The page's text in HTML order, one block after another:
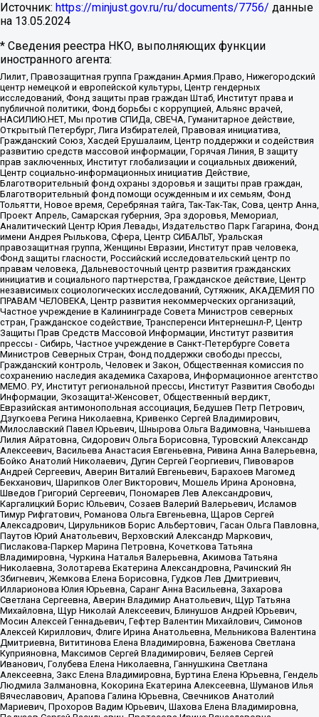
Источник: https://minjust.gov.ru/ru/documents/7756/ данные
на 13.05.2024
* Сведения реестра НКО, выполняющих функции
иностранного агента:
Лилит, Правозащитная группа Гражданин.Армия.Право, Нижегородский
центр немецкой и европейской культуры, Центр гендерных
исследований, Фонд защиты прав граждан Штаб, Институт права и
публичной политики, Фонд борьбы с коррупцией, Альянс врачей,
НАСИЛИЮ.НЕТ, Мы против СПИДа, СВЕЧА, Гуманитарное действие,
Открытый Петербург, Лига Избирателей, Правовая инициатива,
Гражданский Союз, Хасдей Ерушалаим, Центр поддержки и содействия
развитию средств массовой информации, Горячая Линия, В защиту
прав заключенных, Институт глобализации и социальных движений,
Центр социально-информационных инициатив Действие,
Благотворительный фонд охраны здоровья и защиты прав граждан,
Благотворительный фонд помощи осужденным и их семьям, Фонд
Тольятти, Новое время, Серебряная тайга, Так-Так-Так, Сова, центр Анна,
Проект Апрель, Самарская губерния, Эра здоровья, Мемориал,
Аналитический Центр Юрия Левады, Издательство Парк Гагарина, Фонд
имени Андрея Рылькова, Сфера, Центр СИБАЛЬТ, Уральская
правозащитная группа, Женщины Евразии, Институт прав человека,
Фонд защиты гласности, Российский исследовательский центр по
правам человека, Дальневосточный центр развития гражданских
инициатив и социального партнерства, Гражданское действие, Центр
независимых социологических исследований, Сутяжник, АКАДЕМИЯ ПО
ПРАВАМ ЧЕЛОВЕКА, Центр развития некоммерческих организаций,
Частное учреждение в Калининграде Совета Министров северных
стран, Гражданское содействие, Трансперенси Интернешнл-Р, Центр
Защиты Прав Средств Массовой Информации, Институт развития
прессы - Сибирь, Частное учреждение в Санкт-Петербурге Совета
Министров Северных Стран, Фонд поддержки свободы прессы,
Гражданский контроль, Человек и Закон, Общественная комиссия по
сохранению наследия академика Сахарова, Информационное агентство
МЕМО. РУ, Институт региональной прессы, Институт Развития Свободы
Информации, Экозащита!-Женсовет, Общественный вердикт,
Евразийская антимонопольная ассоциация, Бедушев Петр Петрович,
Дзугкоева Регина Николаевна, Кривенко Сергей Владимирович,
Милославский Павел Юрьевич, Шнырова Ольга Вадимовна, Чанышева
Лилия Айратовна, Сидорович Ольга Борисовна, Туровский Александр
Алексеевич, Васильева Анастасия Евгеньевна, Ривина Анна Валерьевна,
Бойко Анатолий Николаевич, Дугин Сергей Георгиевич, Пивоваров
Андрей Сергеевич, Аверин Виталий Евгеньевич, Барахоев Магомед
Бекханович, Шарипков Олег Викторович, Мошель Ирина Ароновна,
Шведов Григорий Сергеевич, Пономарев Лев Александрович,
Каргалицкий Борис Юльевич, Созаев Валерий Валерьевич, Исламов
Тимур Рифгатович, Романова Ольга Евгеньевна, Щаров Сергей
Алексадрович, Цирульников Борис Альбертович, Гасан Ольга Павловна,
Паутов Юрий Анатольевич, Верховский Александр Маркович,
Пислакова-Паркер Марина Петровна, Кочеткова Татьяна
Владимировна, Чуркина Наталья Валерьевна, Акимова Татьяна
Николаевна, Золотарева Екатерина Александровна, Рачинский Ян
Збигневич, Жемкова Елена Борисовна, Гудков Лев Дмитриевич,
Илларионова Юлия Юрьевна, Саранг Анна Васильевна, Захарова
Светлана Сергеевна, Аверин Владимир Анатольевич, Щур Татьяна
Михайловна, Щур Николай Алексеевич, Блинушов Андрей Юрьевич,
Мосин Алексей Геннадьевич, Гефтер Валентин Михайлович, Симонов
Алексей Кириллович, Флиге Ирина Анатольевна, Мельникова Валентина
Дмитриевна, Вититинова Елена Владимировна, Баженова Светлана
Куприяновна, Максимов Сергей Владимирович, Беляев Сергей
Иванович, Голубева Елена Николаевна, Ганнушкина Светлана
Алексеевна, Закс Елена Владимировна, Буртина Елена Юрьевна, Гендель
Людмила Залмановна, Кокорина Екатерина Алексеевна, Шуманов Илья
Вячеславович, Арапова Галина Юрьевна, Свечников Анатолий
Мариевич, Прохоров Вадим Юрьевич, Шахова Елена Владимировна,